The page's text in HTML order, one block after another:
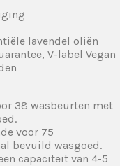
lavendel oliën
V-label Vegan
38 wasbeurten met
voor 75
bevuild wasgoed.
capaciteit van 4-5